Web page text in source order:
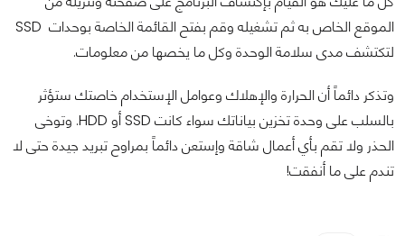
الموقع الخاص به ثم تشغيله وقم بفتح القائمة الخاصة بوحدات SSD
لتكتشف مدى سلامة الوحدة وكل ما يخصها من معلومات.
وتذكر دائماً أن الحرارة والإهلاك وعوامل الإستخدام خاصتك ستؤثر
بالسلب على وحدة تخزين بياناتك سواء كانت SSD أو HDD. وتوخى
الحذر ولا تقم بأي أعمال شاقة وإستعن دائماً بمراوح تبريد جيدة حتى لا
تندم على ما أنفقت!